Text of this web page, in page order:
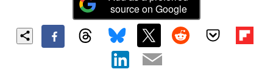
source on Google